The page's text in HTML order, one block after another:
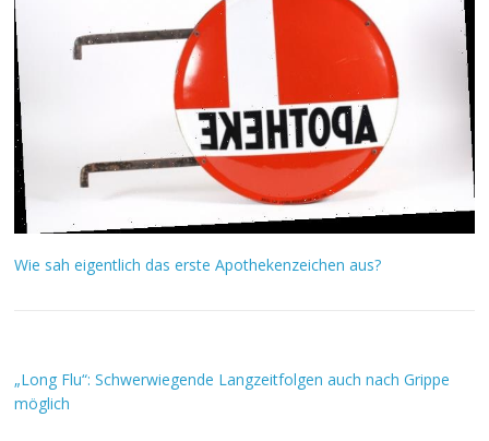
Wie sah eigentlich das erste Apothekenzeichen aus?
„Long Flu“: Schwerwiegende Langzeitfolgen auch nach Grippe
möglich